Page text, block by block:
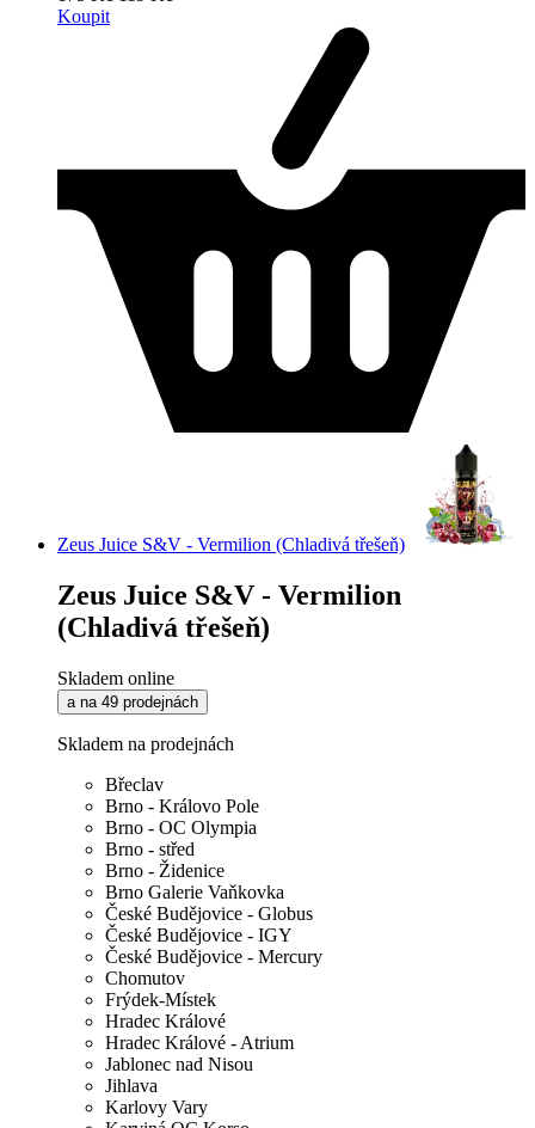
Koupit
Zeus Juice S&V - Vermilion (Chladivá třešeň)
Zeus Juice S&V - Vermilion
(Chladivá třešeň)
Skladem online
a na 49 prodejnách
Skladem na prodejnách
Břeclav
Brno - Královo Pole
Brno - OC Olympia
Brno - střed
Brno - Židenice
Brno Galerie Vaňkovka
České Budějovice - Globus
České Budějovice - IGY
České Budějovice - Mercury
Chomutov
Frýdek-Místek
Hradec Králové
Hradec Králové - Atrium
Jablonec nad Nisou
Jihlava
Karlovy Vary